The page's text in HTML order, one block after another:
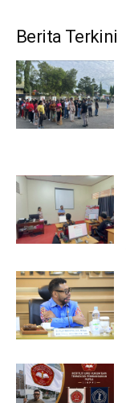
Berita Terkini